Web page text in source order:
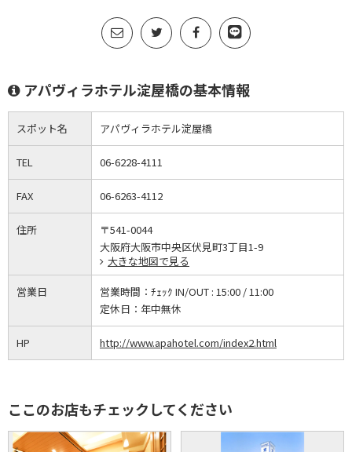
アパヴィラホテル淀屋橋の基本情報
スポット名 アパヴィラホテル淀屋橋
TEL 06-6228-4111
FAX 06-6263-4112
住所
〒541-0044
大阪府大阪市中央区伏見町3丁目1-9
大きな地図で見る
営業日 営業時間： ﾁｪｯｸ IN/OUT : 15:00 / 11:00
定休日： 年中無休
HP http://www.apahotel.com/index2.html
ここのお店もチェックしてください